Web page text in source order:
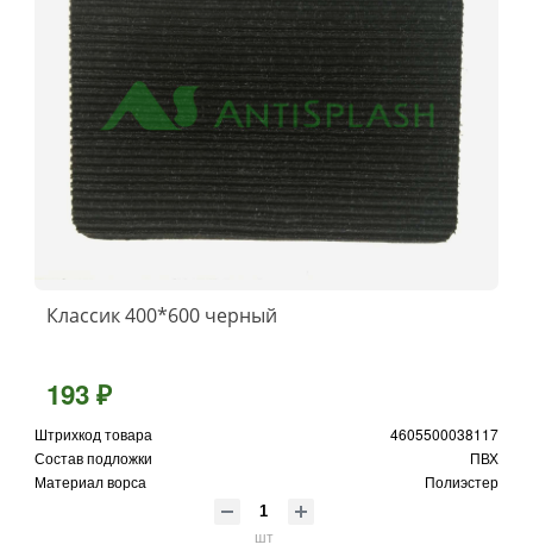
Классик 400*600 черный
193 ₽
Штрихкод товара
4605500038117
Состав подложки
ПВХ
Материал ворса
Полиэстер
шт